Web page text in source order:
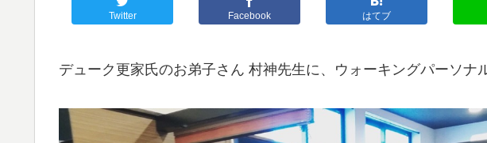
Twitter Facebook はてブ
デューク更家氏のお弟子さん 村神先生に、ウォーキングパーソナ